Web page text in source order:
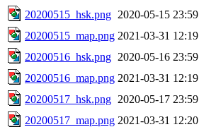
20200515_hsk.png 2020-05-15 23:59
20200515_map.png 2021-03-31 12:19
20200516_hsk.png 2020-05-16 23:59
20200516_map.png 2021-03-31 12:19
20200517_hsk.png 2020-05-17 23:59
20200517_map.png 2021-03-31 12:20